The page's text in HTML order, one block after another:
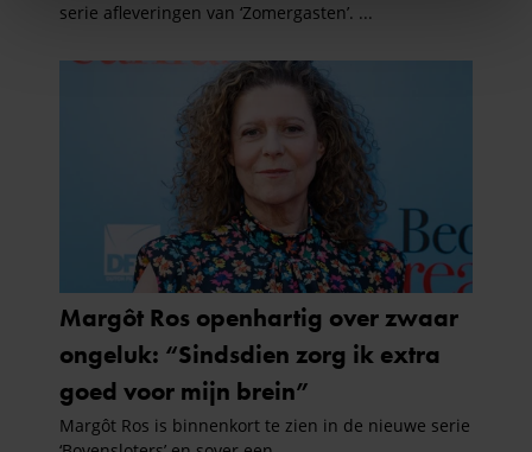
personaliseren, om functies voor social media te bieden
en om ons websiteverkeer te analyseren. Ook delen we
informatie over uw gebruik van onze site met onze
partners voor social media, adverteren en analyse. Deze
partners kunnen deze gegevens combineren met andere
informatie die u aan ze heeft verstrekt of die ze hebben
verzameld op basis van uw gebruik van hun services. U
gaat akkoord met onze cookies als u onze website blijft